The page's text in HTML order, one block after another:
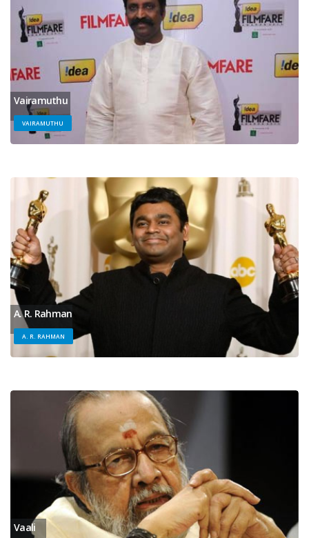
Vairamuthu
VAIRAMUTHU
A. R. Rahman
A. R. RAHMAN
Vaali